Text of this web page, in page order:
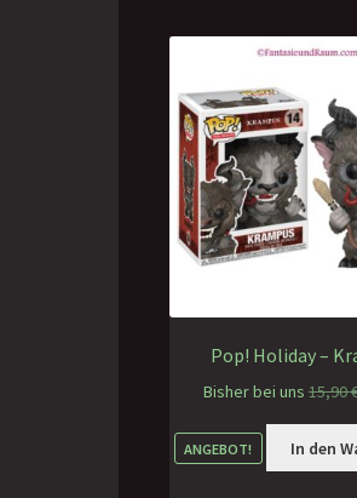
Pop! Holiday –
Bisher bei uns 15,90
ANGEBOT! In den